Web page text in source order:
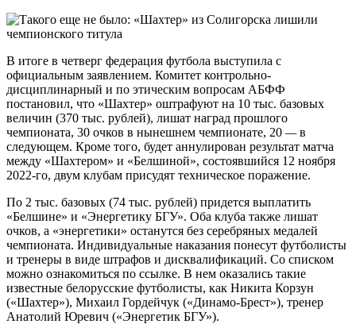
В итоге в четверг федерация футбола выступила с
официальным заявлением. Комитет контрольно-
дисциплинарный и по этическим вопросам АБФФ
постановил, что «Шахтер» оштрафуют на 10 тыс. базовых
величин (370 тыс. рублей), лишат наград прошлого
чемпионата, 30 очков в нынешнем чемпионате, 20 —в
следующем. Кроме того, будет аннулирован результат матча
между «Шахтером» и «Белшиной», состоявшийся 12 ноября
2022-го, двум клубам присудят техническое поражение.
По 2 тыс. базовых (74 тыс. рублей) придется выплатить
«Белшине» и «Энергетику БГУ». Оба клуба также лишат
очков, а «энергетики» останутся без серебряных медалей
чемпионата. Индивидуальные наказания понесут футболисты
и тренеры в виде штрафов и дисквалификаций. Со списком
можно ознакомиться по ссылке. В нем оказались такие
известные белорусские футболисты, как Никита Корзун
(«Шахтер»), Михаил Гордейчук («Динамо-Брест»), тренер
Анатолий Юревич («Энергетик БГУ»).